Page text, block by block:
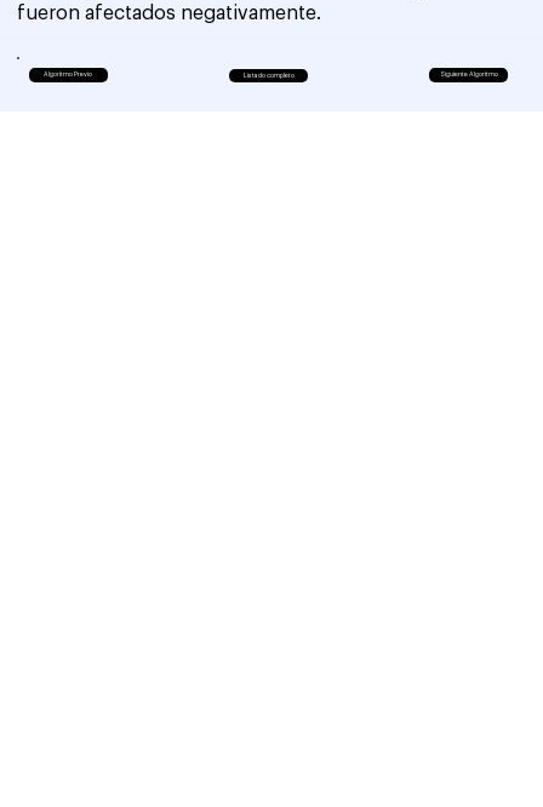
Algoritmo Previo Listado completo Siguiente Algoritmo
fueron afectados negativamente.